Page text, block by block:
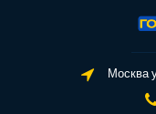
Москва